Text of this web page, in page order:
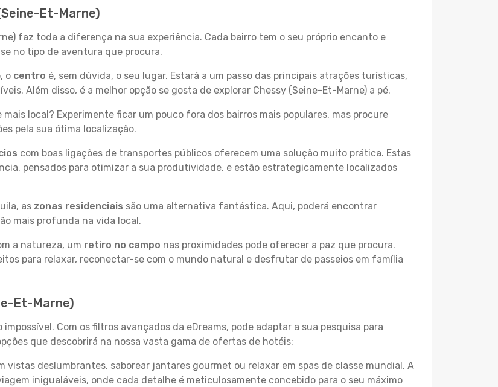
Et-Marne)
faz toda a diferença na sua experiência. Cada bairro tem o seu próprio encanto e
no tipo de aventura que procura.
o centro é, sem dúvida, o seu lugar. Estará a um passo das principais atrações turísticas,
Além disso, é a melhor opção se gosta de explorar Chessy (Seine-Et-Marne) a pé.
local? Experimente ficar um pouco fora dos bairros mais populares, mas procure
pela sua ótima localização.
com boas ligações de transportes públicos oferecem uma solução muito prática. Estas
pensados para otimizar a sua produtividade, e estão estrategicamente localizados
as zonas residenciais são uma alternativa fantástica. Aqui, poderá encontrar
mais profunda na vida local.
a natureza, um retiro no campo nas proximidades pode oferecer a paz que procura.
para relaxar, reconectar-se com o mundo natural e desfrutar de passeios em família
Et-Marne)
Com os filtros avançados da eDreams, pode adaptar a sua pesquisa para
que descobrirá na nossa vasta gama de ofertas de hotéis:
vistas deslumbrantes, saborear jantares gourmet ou relaxar em spas de classe mundial. A
inigualáveis, onde cada detalhe é meticulosamente concebido para o seu máximo